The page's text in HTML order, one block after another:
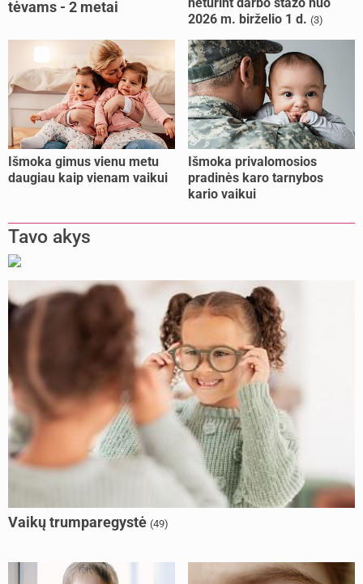
tėvams - 2 metai
2026 m. birželio 1 d. (3)
Išmoka gimus vienu metu
daugiau kaip vienam vaikui
Išmoka privalomosios
pradinės karo tarnybos
kario vaikui
Tavo akys
Vaikų trumparegystė (49)